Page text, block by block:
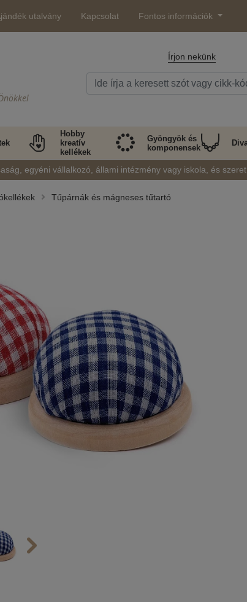
utalvány Kapcsolat Fontos információk
Írjon nekünk
Hobby
kreatív
kellékek
Gyöngyök és
komponensek
egyéni vállalkozó, állami intézmény vagy iskola, és
Tűpárnák és mágneses tűtartó